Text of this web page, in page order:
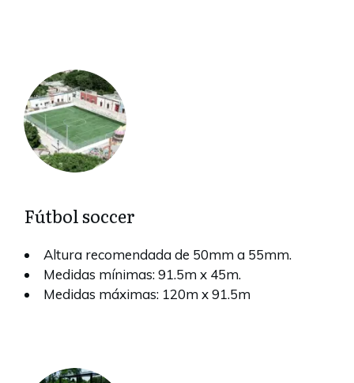
Fútbol soccer
Altura recomendada de 50mm a 55mm.
Medidas mínimas: 91.5m x 45m.
Medidas máximas: 120m x 91.5m